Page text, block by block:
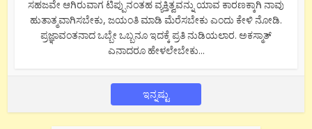
ಸಹಜವೇ ಆಗಿರುವಾಗ ಟಿಪ್ಪುನಂತಹ ವ್ಯಕ್ತಿತ್ವವನ್ನು ಯಾವ ಕಾರಣಕ್ಕಾಗಿ ನಾವು
ಹುತಾತ್ಮವಾಗಿಸಬೇಕು, ಜಯಂತಿ ಮಾಡಿ ಮೆರೆಸಬೇಕು ಎಂದು ಕೇಳಿ ನೋಡಿ.
ಪ್ರಜ್ಞಾವಂತನಾದ ಒಬ್ಬೇ ಒಬ್ಬನೂ ಇದಕ್ಕೆ ಪ್ರತಿ ನುಡಿಯಲಾರ. ಅಕಸ್ಮಾತ್
ಎನಾದರೂ ಹೇಳಲೇಬೇಕು...
ಇನ್ನಷ್ಟು